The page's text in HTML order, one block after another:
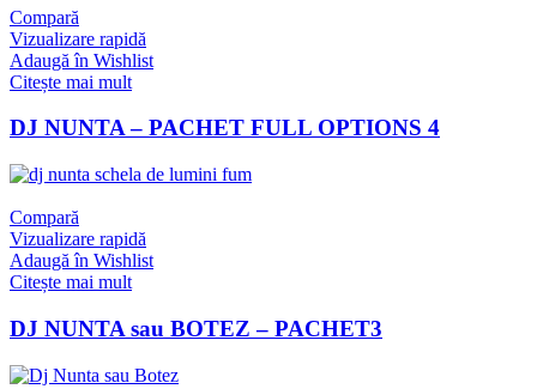
Compară
Vizualizare rapidă
Adaugă în Wishlist
Citește mai mult
DJ NUNTA – PACHET FULL OPTIONS 4
Compară
Vizualizare rapidă
Adaugă în Wishlist
Citește mai mult
DJ NUNTA sau BOTEZ – PACHET3